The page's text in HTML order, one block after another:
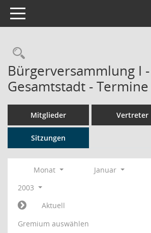
Toggle navigation
Rechercheauswahl
Bürgerversammlung I
Gesamtstadt -
Mitglieder Vertreter
Sitzungen
Monat
Januar
2003
Aktuell
Gremium auswählen